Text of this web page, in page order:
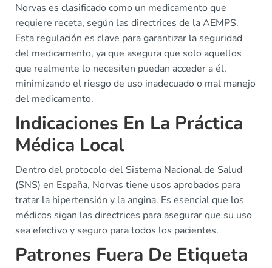
Norvas es clasificado como un medicamento que
requiere receta, según las directrices de la AEMPS.
Esta regulación es clave para garantizar la seguridad
del medicamento, ya que asegura que solo aquellos
que realmente lo necesiten puedan acceder a él,
minimizando el riesgo de uso inadecuado o mal manejo
del medicamento.
Indicaciones En La Práctica
Médica Local
Dentro del protocolo del Sistema Nacional de Salud
(SNS) en España, Norvas tiene usos aprobados para
tratar la hipertensión y la angina. Es esencial que los
médicos sigan las directrices para asegurar que su uso
sea efectivo y seguro para todos los pacientes.
Patrones Fuera De Etiqueta